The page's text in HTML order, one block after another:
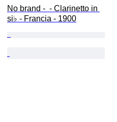
No brand -  - Clarinetto in
si♭ - Francia - 1900